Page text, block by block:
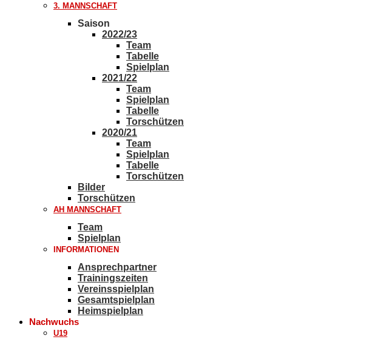
3. MANNSCHAFT
Saison
2022/23
Team
Tabelle
Spielplan
2021/22
Team
Spielplan
Tabelle
Torschützen
2020/21
Team
Spielplan
Tabelle
Torschützen
Bilder
Torschützen
AH MANNSCHAFT
Team
Spielplan
INFORMATIONEN
Ansprechpartner
Trainingszeiten
Vereinsspielplan
Gesamtspielplan
Heimspielplan
Nachwuchs
U19